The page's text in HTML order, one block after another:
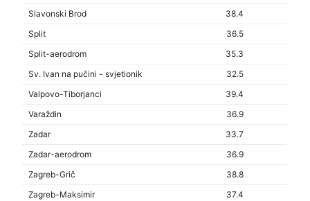
Slavonski Brod
38.4
Split
36.5
Split-aerodrom
35.3
Sv. Ivan na pučini - svjetionik
32.5
Valpovo-Tiborjanci
39.4
Varaždin
36.9
Zadar
33.7
Zadar-aerodrom
36.9
Zagreb-Grič
38.8
Zagreb-Maksimir
37.4